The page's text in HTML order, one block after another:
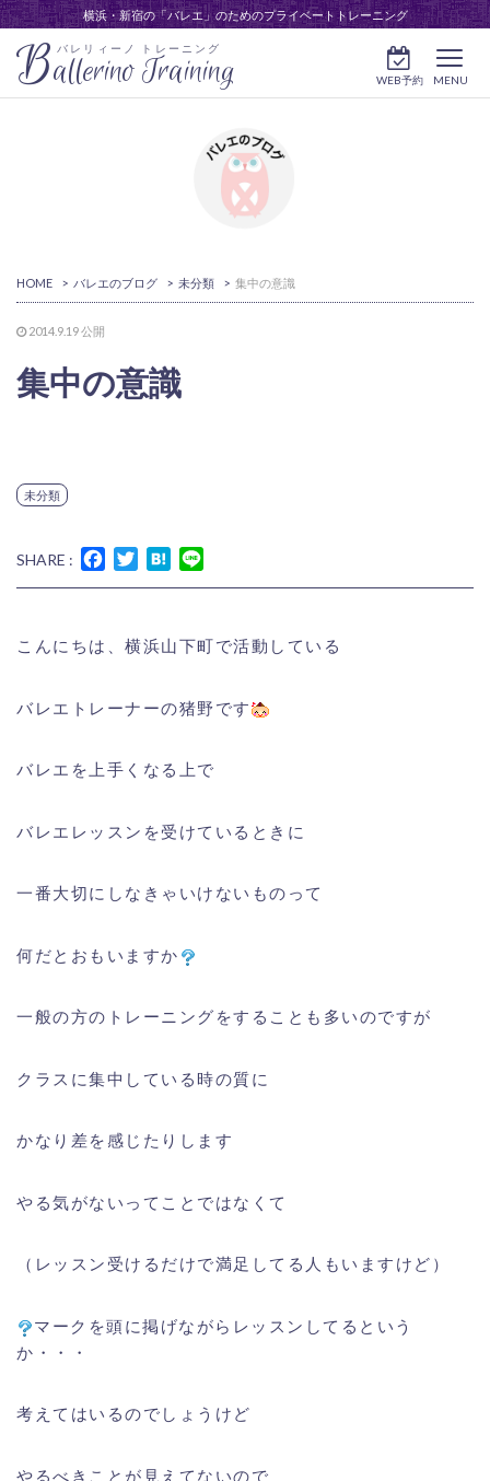
横浜・新宿の「バレエ」のためのプライベートトレーニング
バレリィーノ トレーニング
Ballerino Training MENU
WEB予約
HOME > バレエのブログ > 未分類 > 集中の意識
2014.9.19公開
集中の意識
未分類
SHARE : FacebookTwitterHatena
こんにちは、横浜山下町で活動している
バレエトレーナーの猪野です
バレエを上手くなる上で
バレエレッスンを受けているときに
一番大切にしなきゃいけないものって
何だとおもいますか
一般の方のトレーニングをすることも多いのですが
クラスに集中している時の質に
かなり差を感じたりします
やる気がないってことではなくて
（レッスン受けるだけで満足してる人もいますけど）
マークを頭に掲げながらレッスンしてるという
か・・・
考えてはいるのでしょうけど
やるべきことが見えてないので